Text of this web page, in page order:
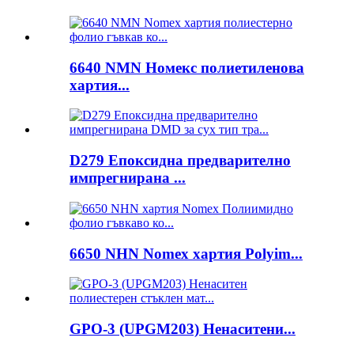
6640 NMN Номекс полиетиленова
хартия...
D279 Епоксидна предварително
импрегнирана ...
6650 NHN Nomex хартия Polyim...
GPO-3 (UPGM203) Ненаситени...